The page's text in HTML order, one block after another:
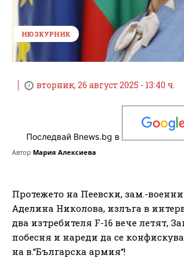
НЮЗКУРНИК
вторник, 26 август 2025 - 13:40 ч.
Последвай Bnews.bg в
Автор Мария Алексиева
Протежето на Пеевски, зам.-
Аделина Николова, излъга в
два изтребителя F-16 вече летят,
побесня и нареди да се
на в.“Българска армия“!